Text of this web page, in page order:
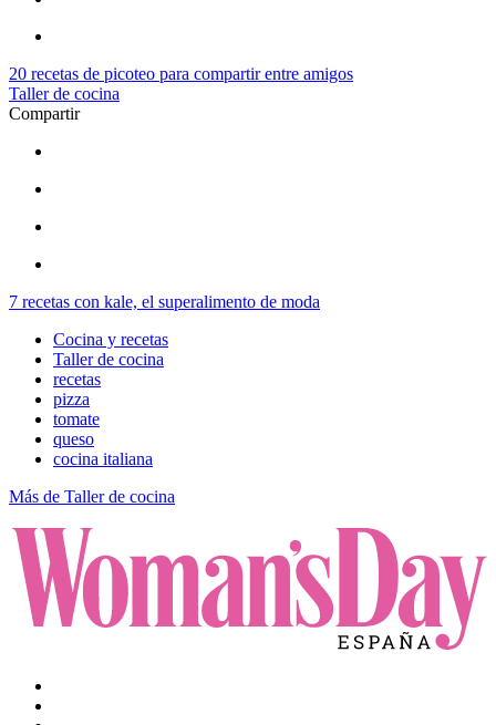
20 recetas de picoteo para compartir entre amigos
Taller de cocina
Compartir
7 recetas con kale, el superalimento de moda
Cocina y recetas
Taller de cocina
recetas
pizza
tomate
queso
cocina italiana
Más de Taller de cocina